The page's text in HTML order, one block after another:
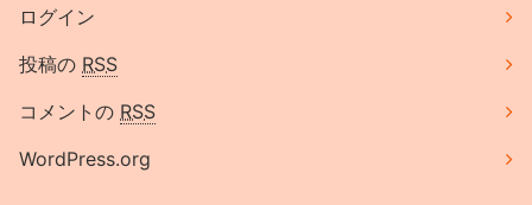
ログイン
投稿の RSS
コメントの RSS
WordPress.org